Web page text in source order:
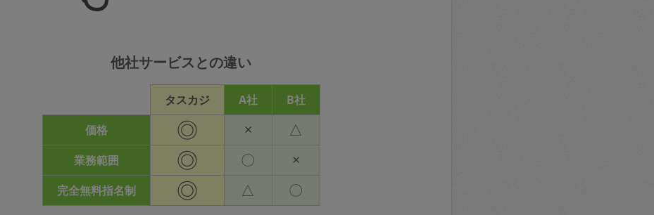
他社サービスとの違い
タスカジ A社
B社
価格
◎ × △
業務範囲 ◎ 〇 ×
完全無料指名制 ◎ △ 〇